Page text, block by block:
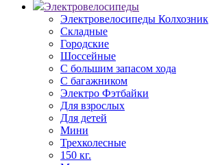
Электровелосипеды
Электровелосипеды Колхозник
Складные
Городские
Шоссейные
С большим запасом хода
С багажником
Электро Фэтбайки
Для взрослых
Для детей
Мини
Трехколесные
150 кг.